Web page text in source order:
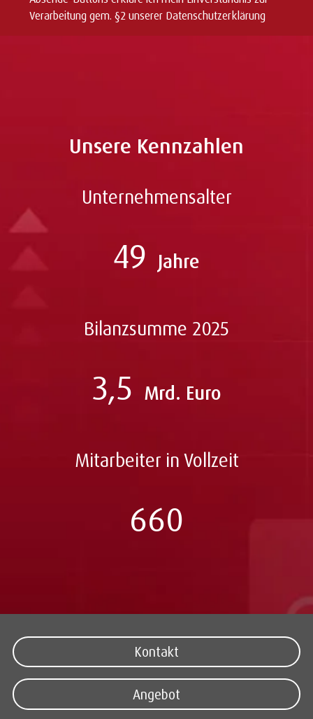
Verarbeitung gem. §2 unserer Datenschutzerklärung
Unsere Kennzahlen
Unternehmensalter
49 Jahre
Bilanzsumme 2025
3,5 Mrd. Euro
Mitarbeiter in Vollzeit
660
Kontakt
Angebot